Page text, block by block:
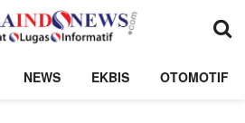
NEWS EKBIS OTOMOTIF